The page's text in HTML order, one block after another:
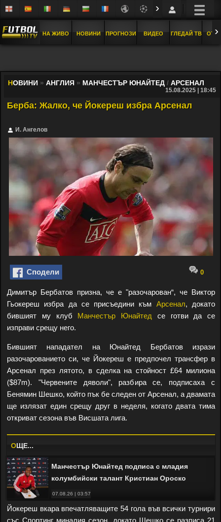
›
НА ЖИВО НОВИНИ ПРОГНОЗИ ВИДЕО ГЛЕДАЙ ТВ ›
НОВИНИ » АНГЛИЯ » МАНЧЕСТЪР ЮНАЙТЕД / АРСЕНАЛ
15.08.2025 | 18:45
Берба: Жалко, че Йокереш избра Арсенал
И. Ангелов
Сподели 0
Димитър Бербатов призна, че е "разочарован“, че Виктор
Гьокереш избра да се присъедини към Арсенал, докато
бившият му клуб Манчестър Юнайтед се готви да се
изправи срещу него.
Бившият нападател на Юнайтед Бербатов изрази
разочарованието си, че Йокереш е предпочел трансфер в
Арсенал през лятото, в сделка на стойност £64 милиона
($87m). "Червените дяволи", разбира се, подписаха с
Бенямин Шешко, който пък бе следен от Арсенал, а двамата
ще излязат един срещу друг в неделя, когато двата тима
откриват сезона във Висшата лига.
OЩЕ...
07.08.26 | 03:57
Манчестър Юнайтед подписа с младия
колумбийски талант Кристиан Ороско
Йокереш вкара впечатляващите 54 гола във всички турнири
със Спортинг миналия сезон, докато Шешко се разписа 21